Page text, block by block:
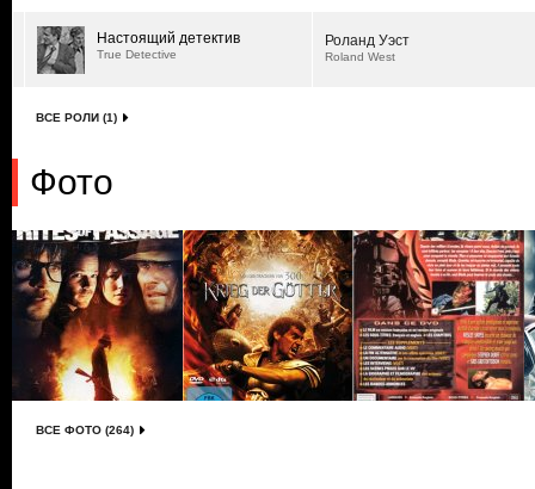
Настоящий детектив
True Detective
Роланд Уэст
Roland West
ВСЕ РОЛИ (1)
Фото
ВСЕ ФОТО (264)